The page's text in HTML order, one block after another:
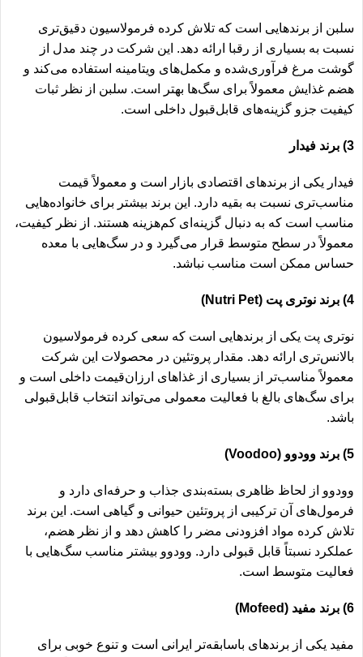
سلبن از برندهایی است که تلاش کرده فرمولاسیون دقیق‌تری
نسبت به بسیاری از رقبا ارائه دهد. این شرکت در چند مدل از
گوشت مرغ فرآوری‌شده و مکمل‌های ویتامینه استفاده می‌کند و
هضم غذایش معمولاً برای سگ‌ها بهتر است. سلبن از نظر ثبات
کیفیت جزو گزینه‌های قابل‌قبول داخلی است.
3) برند فیدار
فیدار یکی از برندهای اقتصادی بازار است و معمولاً قیمت
مناسب‌تری نسبت به بقیه دارد. این برند بیشتر برای خانواده‌هایی
مناسب است که به دنبال گزینه‌ای کم‌هزینه هستند. از نظر کیفیت،
معمولاً در سطح متوسط قرار می‌گیرد و در سگ‌هایی با معده
حساس ممکن است مناسب نباشد.
4) برند نوتری پت (Nutri Pet)
نوتری پت یکی از برندهایی است که سعی کرده فرمولاسیون
بالانس‌تری ارائه دهد. مقدار پروتئین در محصولات این شرکت
معمولاً مناسب‌تر از بسیاری از غذاهای ارزان‌قیمت داخلی است و
برای سگ‌های بالغ با فعالیت معمولی می‌تواند انتخاب قابل‌قبولی
باشد.
5) برند وودوو (Voodoo)
وودوو از لحاظ ظاهری بسته‌بندی جذاب و حرفه‌ای دارد و
فرمول‌های آن ترکیبی از پروتئین حیوانی و گیاهی است. این برند
تلاش کرده مواد افزودنی مضر را کاهش دهد و از نظر هضم،
عملکرد نسبتاً قابل قبولی دارد. وودوو بیشتر مناسب سگ‌هایی با
فعالیت متوسط است.
6) برند مفید (Mofeed)
مفید یکی از برندهای باسابقه‌تر ایرانی است و تنوع خوبی برای